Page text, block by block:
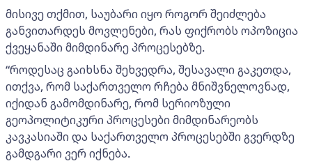
მისივე თქმით, საუბარი იყო როგორ შეიძლება
განვითარდეს მოვლენები, რას ფიქრობს ოპოზიცია
ქვეყანაში მიმდინარე პროცესებზე.
“როდესაც გაიხსნა შეხვედრა, შესავალი გაკეთდა,
ითქვა, რომ საქართველო რჩება მნიშვნელოვნად,
იქიდან გამომდინარე, რომ სერიოზული
გეოპოლიტიკური პროცესები მიმდინარეობს
კავკასიაში და საქართველო პროცესებში გვერდზე
გამდგარი ვერ იქნება.